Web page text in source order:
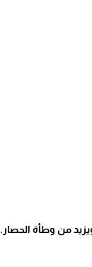
من وطأة الحصار.